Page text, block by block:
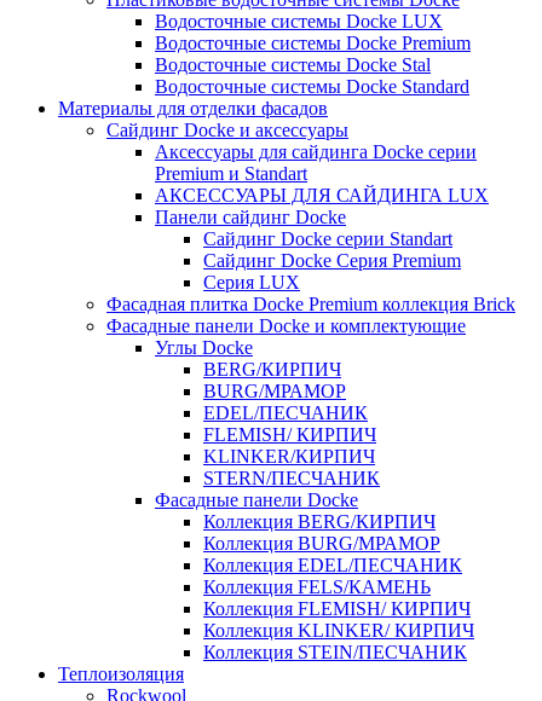
Водосточные системы Docke LUX
Водосточные системы Docke Premium
Водосточные системы Docke Stal
Водосточные системы Docke Standard
Материалы для отделки фасадов
Сайдинг Docke и аксессуары
Аксессуары для сайдинга Docke серии
Premium и Standart
АКСЕССУАРЫ ДЛЯ САЙДИНГА LUX
Панели сайдинг Docke
Cайдинг Docke серии Standart
Сайдинг Docke Серия Premium
Серия LUX
Фасадная плитка Docke Premium коллекция Brick
Фасадные панели Docke и комплектующие
Углы Docke
BERG/КИРПИЧ
BURG/МРАМОР
EDEL/ПЕСЧАНИК
FLEMISH/ КИРПИЧ
KLINKER/КИРПИЧ
STERN/ПЕСЧАНИК
Фасадные панели Docke
Коллекция BERG/КИРПИЧ
Коллекция BURG/МРАМОР
Коллекция EDEL/ПЕСЧАНИК
Коллекция FELS/КАМЕНЬ
Коллекция FLEMISH/ КИРПИЧ
Коллекция KLINKER/ КИРПИЧ
Коллекция STEIN/ПЕСЧАНИК
Теплоизоляция
Rockwool